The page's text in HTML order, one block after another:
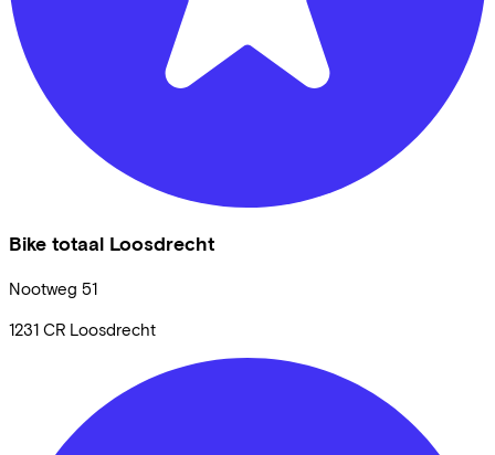
Bike totaal Loosdrecht
Nootweg 51
1231 CR Loosdrecht